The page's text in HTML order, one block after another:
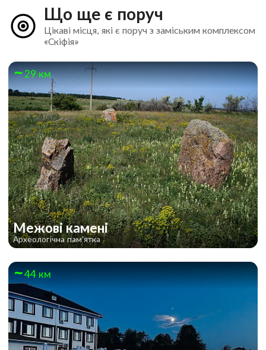
Що ще є поруч
Цікаві місця, які є поруч з заміським комплексом
«Скіфія»
29 км
Межові камені
Археологічна пам'ятка
44 км